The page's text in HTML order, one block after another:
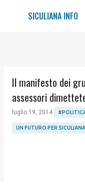
SICULIANA INFO
Il manifesto dei
assessori
luglio 19, 2014
UN FUTURO PER SICULIANA